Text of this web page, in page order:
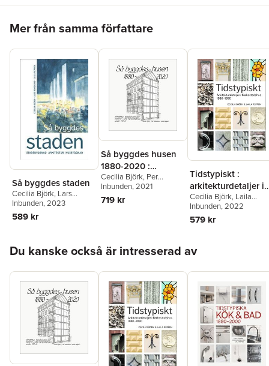
Mer från samma författare
Så byggdes staden
Cecilia Björk, Lars
Nordling,Laila Reppen
Inbunden, 2023
589 kr
Så byggdes husen
1880-2020 :
arkitektur,
konstruktion och
material i våra
Cecilia Björk, Per
Kallstenius,Laila Reppen
Inbunden, 2021
719 kr
Tidstypiskt :
arkitekturdetaljer i
flerbostadshus
1880-1990
Cecilia Björk, Laila
Reppen
Inbunden, 2022
579 kr
Du kanske också är intresserad av